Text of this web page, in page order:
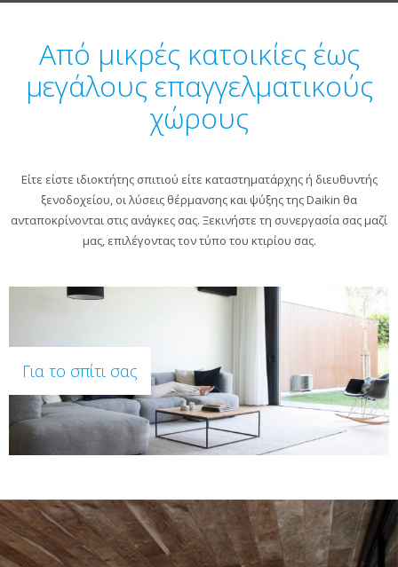
Από μικρές κατοικίες έως
μεγάλους επαγγελματικούς
χώρους
Είτε είστε ιδιοκτήτης σπιτιού είτε καταστηματάρχης ή διευθυντής
ξενοδοχείου, οι λύσεις θέρμανσης και ψύξης της Daikin θα
ανταποκρίνονται στις ανάγκες σας. Ξεκινήστε τη συνεργασία σας μαζί
μας, επιλέγοντας τον τύπο του κτιρίου σας.
Για το σπίτι σας